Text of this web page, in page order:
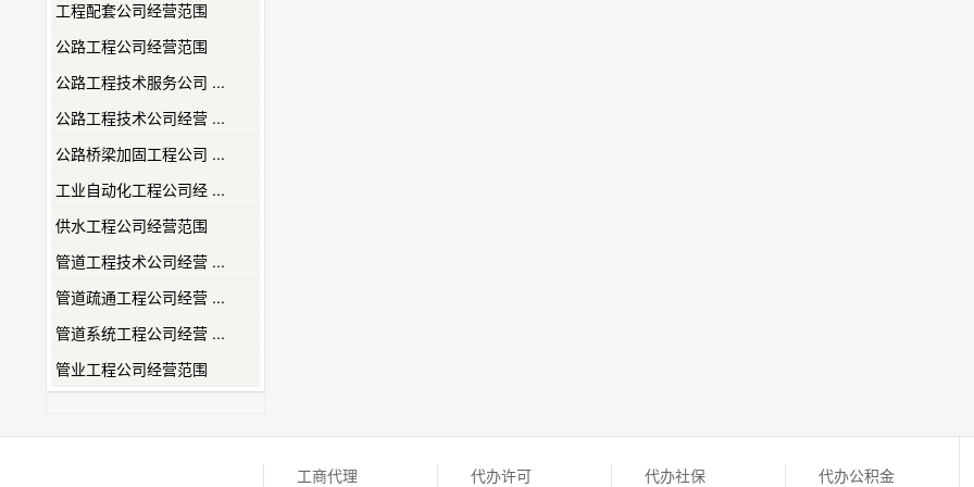
工程配套公司经营范围
公路工程公司经营范围
公路工程技术服务公司 ...
公路工程技术公司经营 ...
公路桥梁加固工程公司 ...
工业自动化工程公司经 ...
供水工程公司经营范围
管道工程技术公司经营 ...
管道疏通工程公司经营 ...
管道系统工程公司经营 ...
管业工程公司经营范围
工商代理 代办许可 代办社保 代办公积金